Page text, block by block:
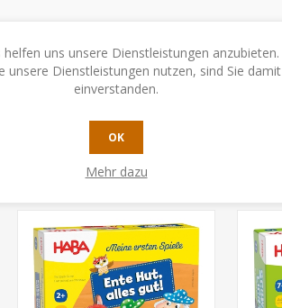
GEKAUFT
helfen uns unsere Dienstleistungen anzubieten.
unsere Dienstleistungen nutzen, sind Sie damit
einverstanden.
OK
Mehr dazu